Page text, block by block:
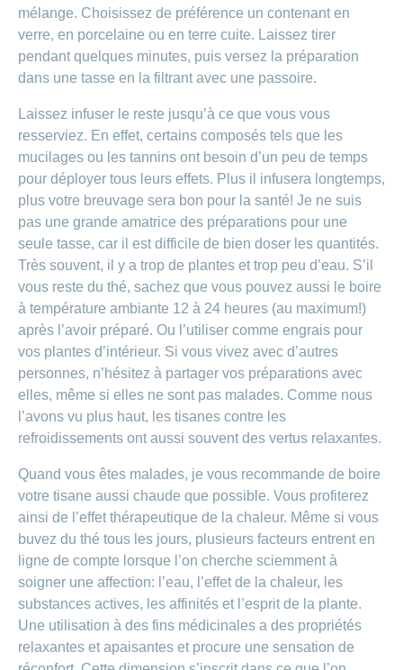
mélange. Choisissez de préférence un contenant en
verre, en porcelaine ou en terre cuite. Laissez tirer
pendant quelques minutes, puis versez la préparation
dans une tasse en la filtrant avec une passoire.
Laissez infuser le reste jusqu’à ce que vous vous
resserviez. En effet, certains composés tels que les
mucilages ou les tannins ont besoin d’un peu de temps
pour déployer tous leurs effets. Plus il infusera longtemps,
plus votre breuvage sera bon pour la santé! Je ne suis
pas une grande amatrice des préparations pour une
seule tasse, car il est difficile de bien doser les quantités.
Très souvent, il y a trop de plantes et trop peu d’eau. S’il
vous reste du thé, sachez que vous pouvez aussi le boire
à température ambiante 12 à 24 heures (au maximum!)
après l’avoir préparé. Ou l’utiliser comme engrais pour
vos plantes d’intérieur. Si vous vivez avec d’autres
personnes, n’hésitez à partager vos préparations avec
elles, même si elles ne sont pas malades. Comme nous
l’avons vu plus haut, les tisanes contre les
refroidissements ont aussi souvent des vertus relaxantes.
Quand vous êtes malades, je vous recommande de boire
votre tisane aussi chaude que possible. Vous profiterez
ainsi de l’effet thérapeutique de la chaleur. Même si vous
buvez du thé tous les jours, plusieurs facteurs entrent en
ligne de compte lorsque l’on cherche sciemment à
soigner une affection: l’eau, l’effet de la chaleur, les
substances actives, les affinités et l’esprit de la plante.
Une utilisation à des fins médicinales a des propriétés
relaxantes et apaisantes et procure une sensation de